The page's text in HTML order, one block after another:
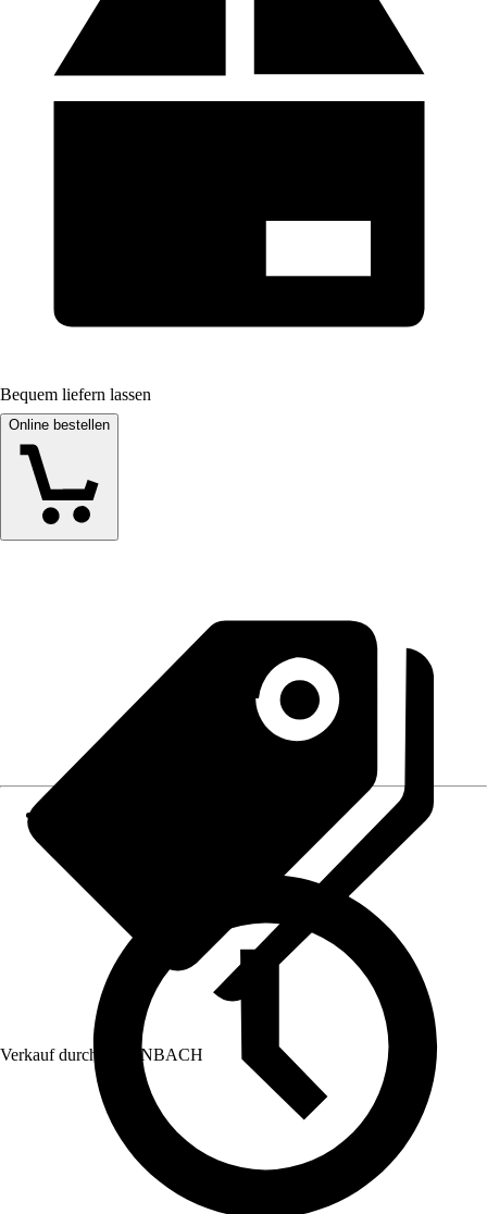
Bequem liefern lassen
Online bestellen
Verkauf durch: HORNBACH